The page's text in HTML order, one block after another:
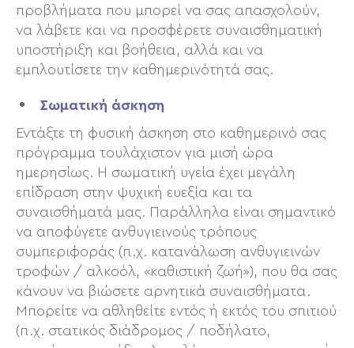
προβλήματα που μπορεί να σας απασχολούν,
να λάβετε και να προσφέρετε συναισθηματική
υποστήριξη και βοήθεια, αλλά και να
εμπλουτίσετε την καθημερινότητά σας.
Σωματική άσκηση
Εντάξτε τη φυσική άσκηση στο καθημερινό σας
πρόγραμμα τουλάχιστον για μισή ώρα
ημερησίως. Η σωματική υγεία έχει μεγάλη
επίδραση στην ψυχική ευεξία και τα
συναισθήματά μας. Παράλληλα είναι σημαντικό
να αποφύγετε ανθυγιεινούς τρόπους
συμπεριφοράς (π.χ. κατανάλωση ανθυγιεινών
τροφών / αλκοόλ, «καθιστική ζωή»), που θα σας
κάνουν να βιώσετε αρνητικά συναισθήματα.
Μπορείτε να αθληθείτε εντός ή εκτός του σπιτιού
(π.χ. στατικός διάδρομος / ποδήλατο,